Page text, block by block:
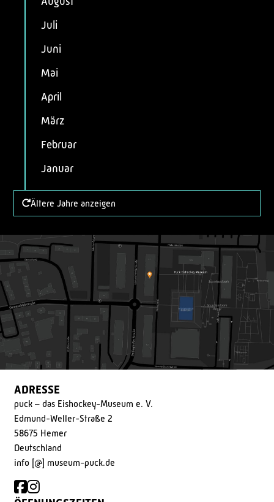
Juli
Juni
Mai
April
März
Februar
Januar
Ältere Jahre anzeigen
ADRESSE
puck – das Eishockey-Museum e. V.
Edmund-Weller-Straße 2
58675 Hemer
Deutschland
info [@] museum-puck.de